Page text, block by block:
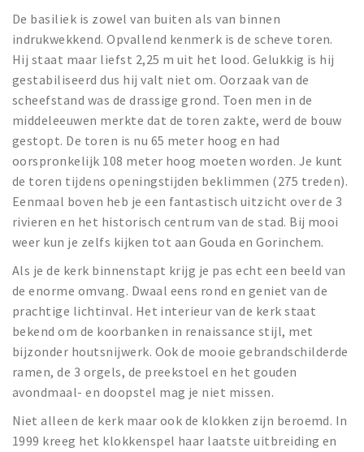
Sport
Natuur
Inloggen
De basiliek is zowel van buiten als van binnen
indrukwekkend. Opvallend kenmerk is de scheve toren.
Hij staat maar liefst 2,25 m uit het lood. Gelukkig is hij
gestabiliseerd dus hij valt niet om. Oorzaak van de
scheefstand was de drassige grond. Toen men in de
middeleeuwen merkte dat de toren zakte, werd de bouw
gestopt. De toren is nu 65 meter hoog en had
oorspronkelijk 108 meter hoog moeten worden. Je kunt
de toren tijdens openingstijden beklimmen (275 treden).
Eenmaal boven heb je een fantastisch uitzicht over de 3
rivieren en het historisch centrum van de stad. Bij mooi
weer kun je zelfs kijken tot aan Gouda en Gorinchem.
Als je de kerk binnenstapt krijg je pas echt een beeld van
de enorme omvang. Dwaal eens rond en geniet van de
prachtige lichtinval. Het interieur van de kerk staat
bekend om de koorbanken in renaissance stijl, met
bijzonder houtsnijwerk. Ook de mooie gebrandschilderde
ramen, de 3 orgels, de preekstoel en het gouden
avondmaal- en doopstel mag je niet missen.
Niet alleen de kerk maar ook de klokken zijn beroemd. In
1999 kreeg het klokkenspel haar laatste uitbreiding en